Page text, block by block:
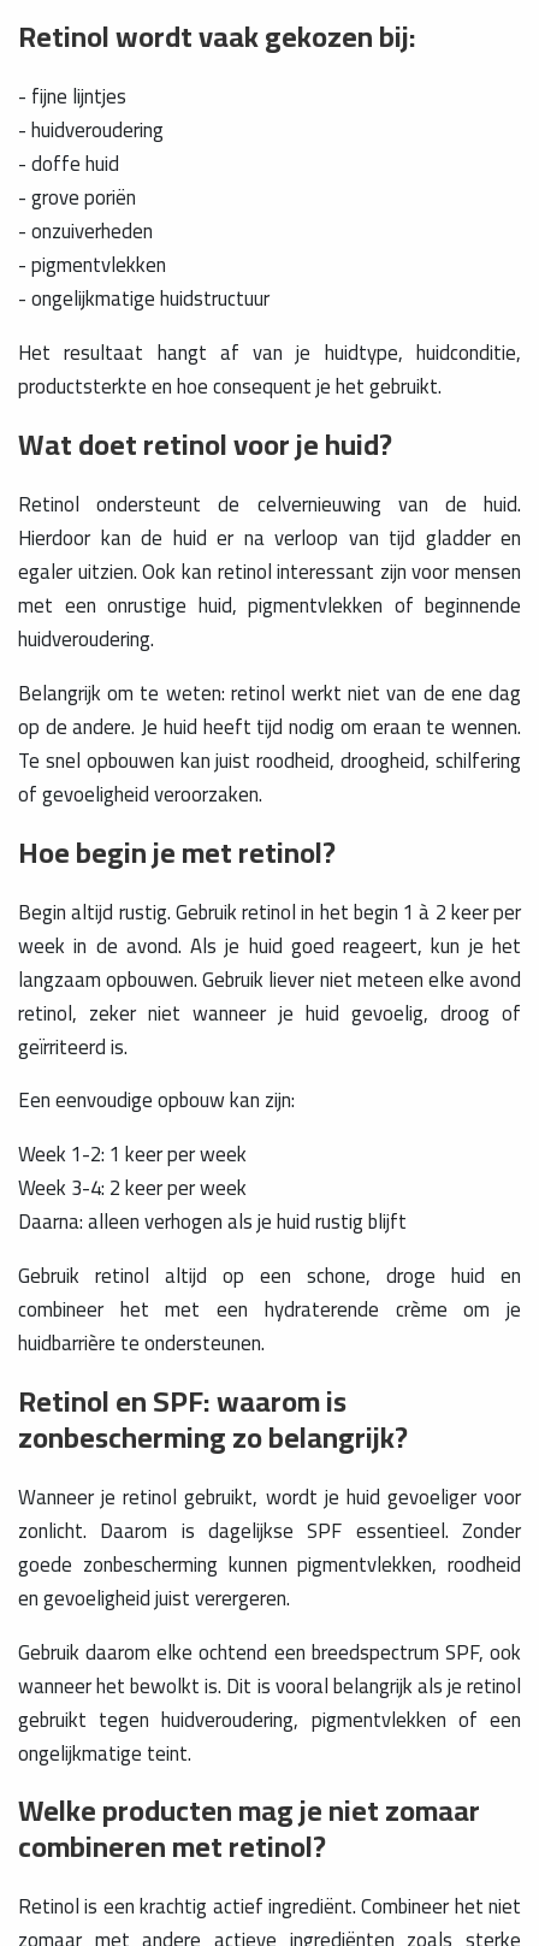
Retinol wordt vaak gekozen bij:
- fijne lijntjes
- huidveroudering
- doffe huid
- grove poriën
- onzuiverheden
- pigmentvlekken
- ongelijkmatige huidstructuur
Het resultaat hangt af van je huidtype, huidconditie,
productsterkte en hoe consequent je het gebruikt.
Wat doet retinol voor je huid?
Retinol ondersteunt de celvernieuwing van de huid.
Hierdoor kan de huid er na verloop van tijd gladder en
egaler uitzien. Ook kan retinol interessant zijn voor mensen
met een onrustige huid, pigmentvlekken of beginnende
huidveroudering.
Belangrijk om te weten: retinol werkt niet van de ene dag
op de andere. Je huid heeft tijd nodig om eraan te wennen.
Te snel opbouwen kan juist roodheid, droogheid, schilfering
of gevoeligheid veroorzaken.
Hoe begin je met retinol?
Begin altijd rustig. Gebruik retinol in het begin 1 à 2 keer per
week in de avond. Als je huid goed reageert, kun je het
langzaam opbouwen. Gebruik liever niet meteen elke avond
retinol, zeker niet wanneer je huid gevoelig, droog of
geïrriteerd is.
Een eenvoudige opbouw kan zijn:
Week 1-2: 1 keer per week
Week 3-4: 2 keer per week
Daarna: alleen verhogen als je huid rustig blijft
Gebruik retinol altijd op een schone, droge huid en
combineer het met een hydraterende crème om je
huidbarrière te ondersteunen.
Retinol en SPF: waarom is
zonbescherming zo belangrijk?
Wanneer je retinol gebruikt, wordt je huid gevoeliger voor
zonlicht. Daarom is dagelijkse SPF essentieel. Zonder
goede zonbescherming kunnen pigmentvlekken, roodheid
en gevoeligheid juist verergeren.
Gebruik daarom elke ochtend een breedspectrum SPF, ook
wanneer het bewolkt is. Dit is vooral belangrijk als je retinol
gebruikt tegen huidveroudering, pigmentvlekken of een
ongelijkmatige teint.
Welke producten mag je niet zomaar
combineren met retinol?
Retinol is een krachtig actief ingrediënt. Combineer het niet